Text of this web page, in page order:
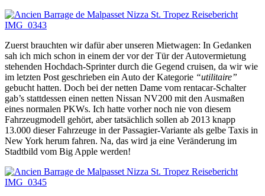
Zuerst brauchten wir dafür aber unseren Mietwagen: In Gedanken
sah ich mich schon in einem der vor der Tür der Autovermietung
stehenden Hochdach-Sprinter durch die Gegend cruisen, da wir wie
im letzten Post geschrieben ein Auto der Kategorie “utilitaire”
gebucht hatten. Doch bei der netten Dame vom rentacar-Schalter
gab’s stattdessen einen netten Nissan NV200 mit den Ausmaßen
eines normalen PKWs. Ich hatte vorher noch nie von diesem
Fahrzeugmodell gehört, aber tatsächlich sollen ab 2013 knapp
13.000 dieser Fahrzeuge in der Passagier-Variante als gelbe Taxis in
New York herum fahren. Na, das wird ja eine Veränderung im
Stadtbild vom Big Apple werden!